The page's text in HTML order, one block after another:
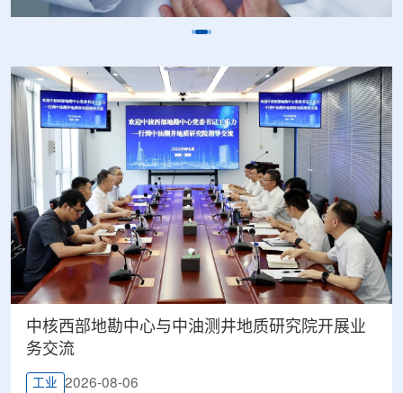
中核西部地勘中心与中油测井地质研究院开展业
务交流
工业 2026-08-06